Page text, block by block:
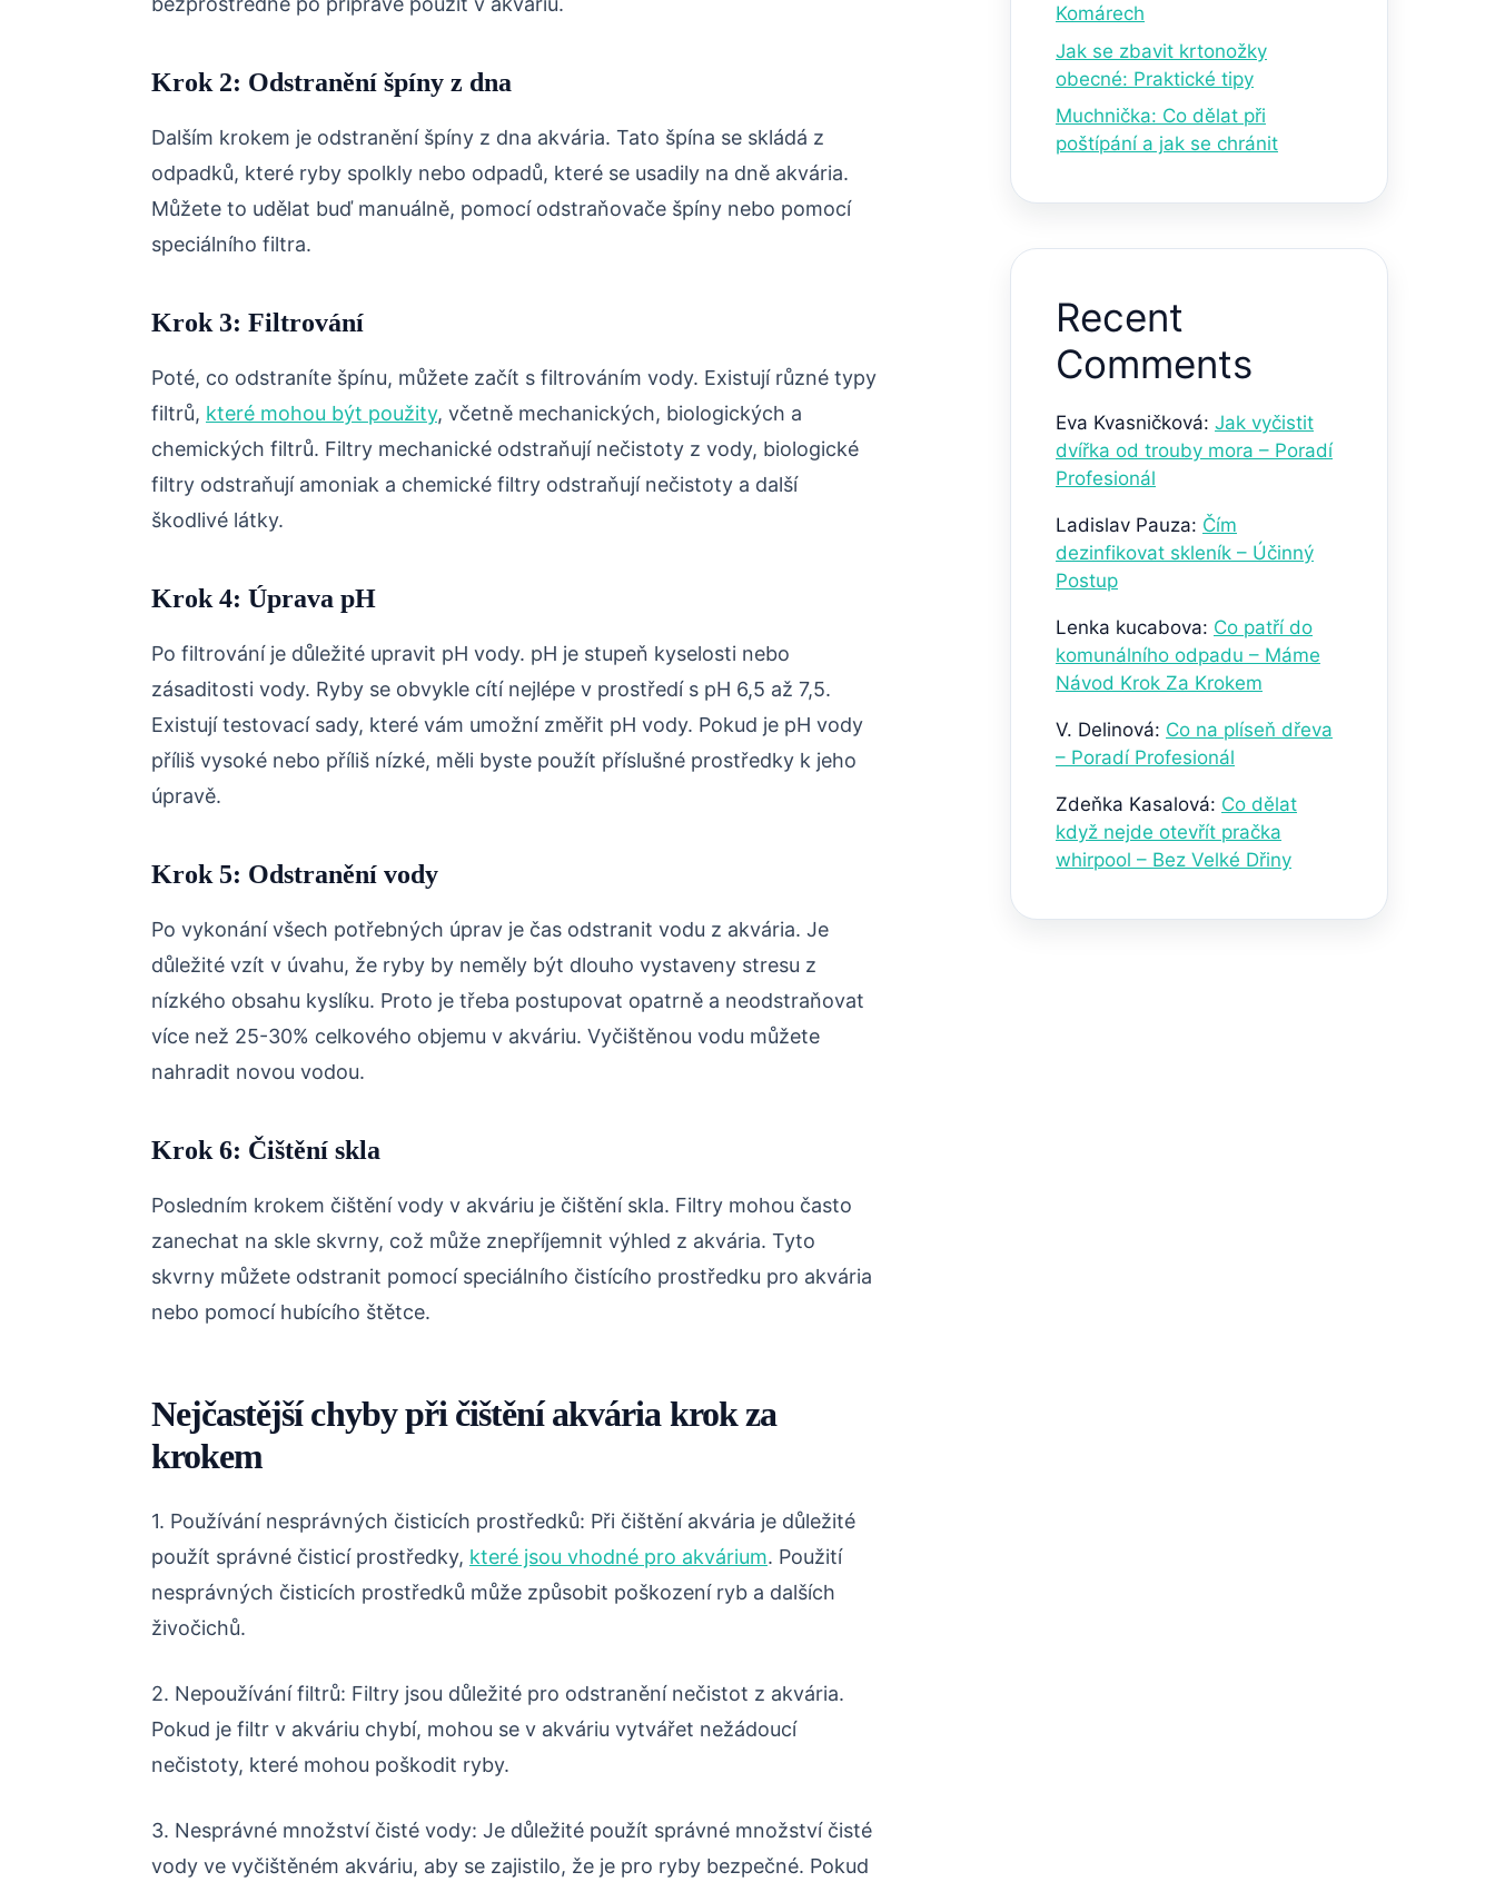
Krok 2: Odstranění špíny z dna
Dalším krokem je odstranění špíny z dna akvária. Tato špína se skládá z
odpadků, které ryby spolkly nebo odpadů, které se usadily na dně akvária.
Můžete to udělat buď manuálně, pomocí odstraňovače špíny nebo pomocí
speciálního filtra.
Krok 3: Filtrování
Poté, co odstraníte špínu, můžete začít s filtrováním vody. Existují různé typy
filtrů, které mohou být použity, včetně mechanických, biologických a
chemických filtrů. Filtry mechanické odstraňují nečistoty z vody, biologické
filtry odstraňují amoniak a chemické filtry odstraňují nečistoty a další
škodlivé látky.
Krok 4: Úprava pH
Po filtrování je důležité upravit pH vody. pH je stupeň kyselosti nebo
zásaditosti vody. Ryby se obvykle cítí nejlépe v prostředí s pH 6,5 až 7,5.
Existují testovací sady, které vám umožní změřit pH vody. Pokud je pH vody
příliš vysoké nebo příliš nízké, měli byste použít příslušné prostředky k jeho
úpravě.
Krok 5: Odstranění vody
Po vykonání všech potřebných úprav je čas odstranit vodu z akvária. Je
důležité vzít v úvahu, že ryby by neměly být dlouho vystaveny stresu z
nízkého obsahu kyslíku. Proto je třeba postupovat opatrně a neodstraňovat
více než 25-30% celkového objemu v akváriu. Vyčištěnou vodu můžete
nahradit novou vodou.
Krok 6: Čištění skla
Posledním krokem čištění vody v akváriu je čištění skla. Filtry mohou často
zanechat na skle skvrny, což může znepříjemnit výhled z akvária. Tyto
skvrny můžete odstranit pomocí speciálního čistícího prostředku pro akvária
nebo pomocí hubícího štětce.
Nejčastější chyby při čištění akvária krok za
krokem
1. Používání nesprávných čisticích prostředků: Při čištění akvária je důležité
použít správné čisticí prostředky, které jsou vhodné pro akvárium. Použití
nesprávných čisticích prostředků může způsobit poškození ryb a dalších
živočichů.
2. Nepoužívání filtrů: Filtry jsou důležité pro odstranění nečistot z akvária.
Pokud je filtr v akváriu chybí, mohou se v akváriu vytvářet nežádoucí
nečistoty, které mohou poškodit ryby.
3. Nesprávné množství čisté vody: Je důležité použít správné množství čisté
vody ve vyčištěném akváriu, aby se zajistilo, že je pro ryby bezpečné. Pokud
Komárech
Jak se zbavit krtonožky
obecné: Praktické tipy
Muchnička: Co dělat při
poštípání a jak se chránit
Recent
Comments
Eva Kvasničková: Jak vyčistit
dvířka od trouby mora – Poradí
Profesionál
Ladislav Pauza: Čím
dezinfikovat skleník – Účinný
Postup
Lenka kucabova: Co patří do
komunálního odpadu – Máme
Návod Krok Za Krokem
V. Delinová: Co na plíseň dřeva
– Poradí Profesionál
Zdeňka Kasalová: Co dělat
když nejde otevřít pračka
whirpool – Bez Velké Dřiny